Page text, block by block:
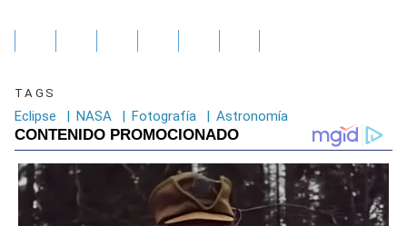
TAGS
Eclipse | NASA | Fotografía | Astronomía